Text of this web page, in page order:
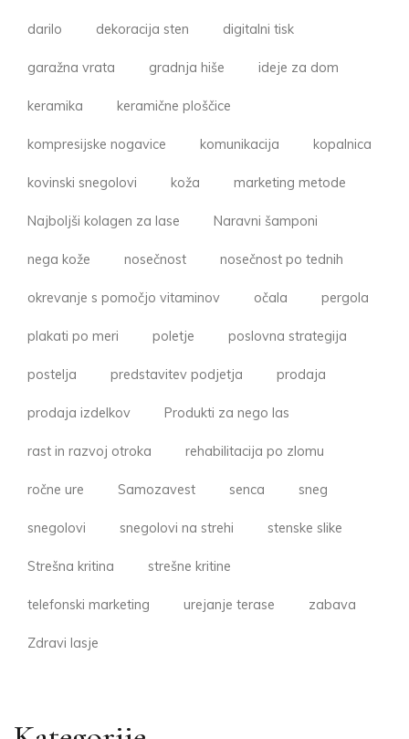
darilo dekoracija sten digitalni tisk
garažna vrata gradnja hiše ideje za dom
keramika keramične ploščice
kompresijske nogavice komunikacija kopalnica
kovinski snegolovi koža marketing metode
Najboljši kolagen za lase Naravni šamponi
nega kože nosečnost nosečnost po tednih
okrevanje s pomočjo vitaminov očala pergola
plakati po meri poletje poslovna strategija
postelja predstavitev podjetja prodaja
prodaja izdelkov Produkti za nego las
rast in razvoj otroka rehabilitacija po zlomu
ročne ure Samozavest senca sneg
snegolovi snegolovi na strehi stenske slike
Strešna kritina strešne kritine
telefonski marketing urejanje terase zabava
Zdravi lasje